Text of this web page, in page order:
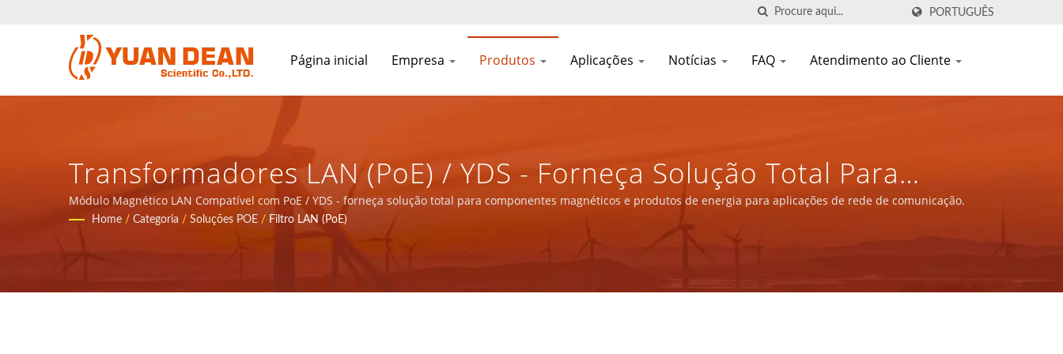
PORTUGUÊS
Página inicial Empresa Produtos Aplicações Notícias FAQ Atendimento ao Cliente
Transformadores LAN (PoE) / YDS - Forneça Solução Total Para
Componentes Magnéticos E Produtos De Energia Para Aplicações De
Rede De Comunicação.
Módulo Magnético LAN Compatível com PoE / YDS - forneça solução total para componentes magnéticos e produtos de energia para aplicações de rede de comunicação.
Home / Categoria / Soluções POE / Filtro LAN (PoE)